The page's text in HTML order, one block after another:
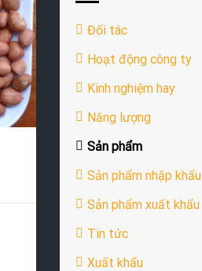
Đối tác
Hoạt động công ty
Kinh nghiệm hay
Năng lượng
Sản phẩm
Sản phẩm nhập khẩu
Sản phẩm xuất khẩu
Tin tức
Xuất khẩu